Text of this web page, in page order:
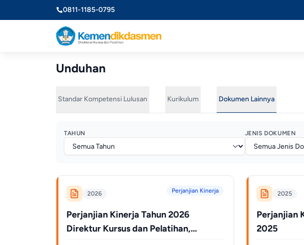
0811-1185-0795
Unduhan
Standar Kompetensi Lulusan Kurikulum Dokumen Lainnya
TAHUN JENIS DOKUMEN
2026 Perjanjian Kinerja
Perjanjian Kinerja Tahun 2026
Direktur Kursus dan Pelatihan,
2025
Perjanjian
2025